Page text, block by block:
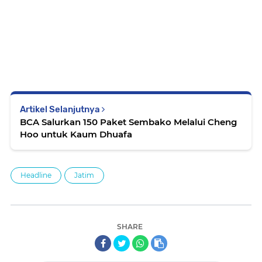
Artikel Selanjutnya
BCA Salurkan 150 Paket Sembako Melalui Cheng
Hoo untuk Kaum Dhuafa
Headline Jatim
SHARE